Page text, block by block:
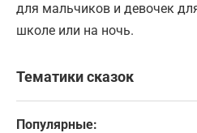
для мальчиков и девочек
школе или на ночь.
Тематики сказок
Популярные: